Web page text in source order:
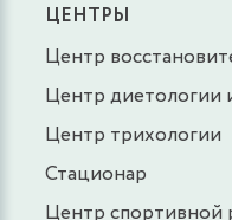
ЦЕНТРЫ
Центр
Центр диетологии
Центр трихологии
Стационар
Центр спортивной